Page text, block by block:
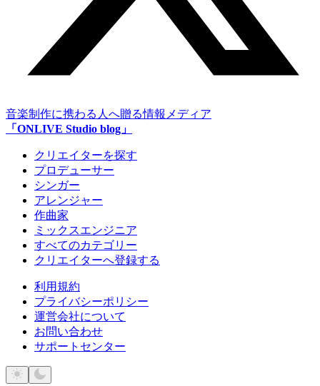
音楽制作に携わる人へ贈る情報メディア
「ONLIVE Studio blog」
クリエイターを探す
プロデューサー
シンガー
アレンジャー
作曲家
ミックスエンジニア
すべてのカテゴリー
クリエイターへ登録する
利用規約
プライバシーポリシー
運営会社について
お問い合わせ
サポートセンター